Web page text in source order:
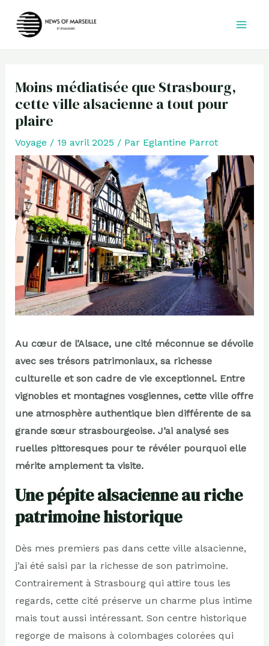
Moins médiatisée que Strasbourg,
cette ville alsacienne a tout pour
plaire
Voyage / 19 avril 2025 / Par Eglantine Parrot
Au cœur de l’Alsace, une cité méconnue se dévoile
avec ses trésors patrimoniaux, sa richesse
culturelle et son cadre de vie exceptionnel. Entre
vignobles et montagnes vosgiennes, cette ville offre
une atmosphère authentique bien différente de sa
grande sœur strasbourgeoise. J’ai analysé ses
ruelles pittoresques pour te révéler pourquoi elle
mérite amplement ta visite.
Une pépite alsacienne au riche
patrimoine historique
Dès mes premiers pas dans cette ville alsacienne,
j’ai été saisi par la richesse de son patrimoine.
Contrairement à Strasbourg qui attire tous les
regards, cette cité préserve un charme plus intime
mais tout aussi intéressant. Son centre historique
regorge de maisons à colombages colorées qui